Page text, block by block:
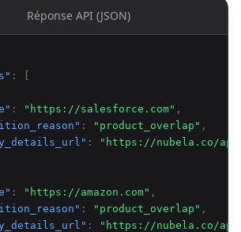
Réponse API (JSON)
: [
: "https://salesforce.com" ,
: "product_overlap" ,
:
"https://nubela.co/
: "https://amazon.com" ,
: "product_overlap" ,
:
"https://nubela.co/